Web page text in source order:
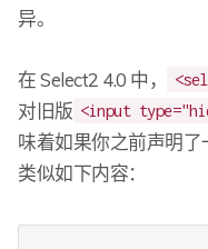
异。
在 Select2 4.0 中，
对旧版 <input
味着如果你之前声明了
类似如下内容：